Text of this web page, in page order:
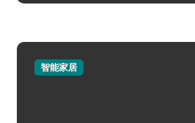
智能家居